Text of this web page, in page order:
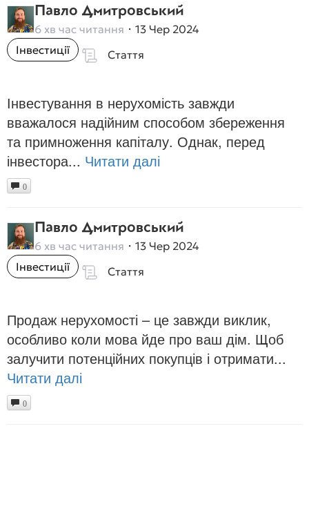
Павло Дмитровський
6 хв час читання
13 Чер 2024
Інвестиції
Стаття
Інвестування в нерухомість завжди
вважалося надійним способом збереження
та примноження капіталу. Однак, перед
інвестора... Читати далі
0
Павло Дмитровський
6 хв час читання
13 Чер 2024
Інвестиції
Стаття
Продаж нерухомості – це завжди виклик,
особливо коли мова йде про ваш дім. Щоб
залучити потенційних покупців і отримати...
Читати далі
0